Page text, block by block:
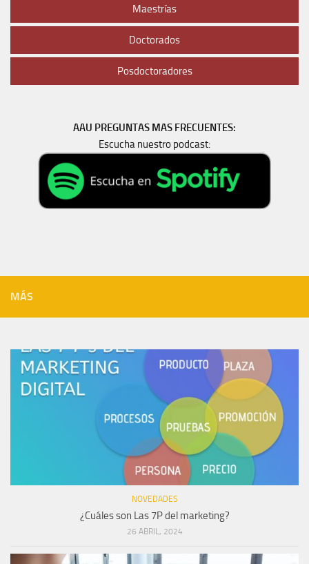
Maestrías
Doctorados
Posdoctoradores
AAU PREGUNTAS MAS FRECUENTES:
Escucha nuestro podcast:
MÁS
NOVEDADES
¿Cuáles son Las 7P del marketing?
26 ABRIL, 2024